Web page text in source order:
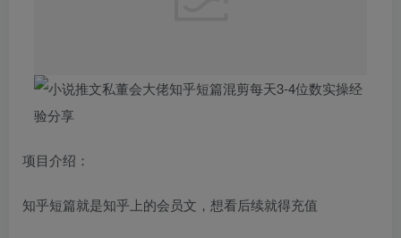
项目介绍：
知乎短篇就是知乎上的会员文，想看后续就得充值